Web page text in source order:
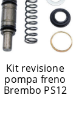
Kit revisione
pompa freno
Brembo PS12